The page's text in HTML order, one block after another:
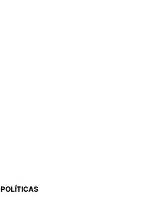
POLÍTICAS